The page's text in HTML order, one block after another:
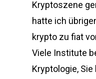
Kryptoszene
hatte ich
krypto zu fiat
Viele Institute
Kryptologie,